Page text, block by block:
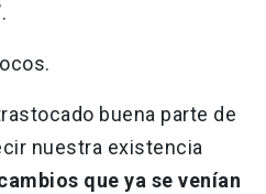
.
buena parte de
nuestra existencia
que ya se venían